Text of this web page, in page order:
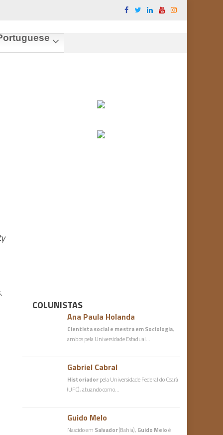
COLUNISTAS
Ana Paula Holanda
Cientista social e mestra em Sociologia,
ambos pela Universidade Estadual…
Gabriel Cabral
Historiadorpela Universidade Federal do Ceará
(UFC), atuando como…
Guido Melo
Nascido em Salvador(Bahia), Guido Meloé